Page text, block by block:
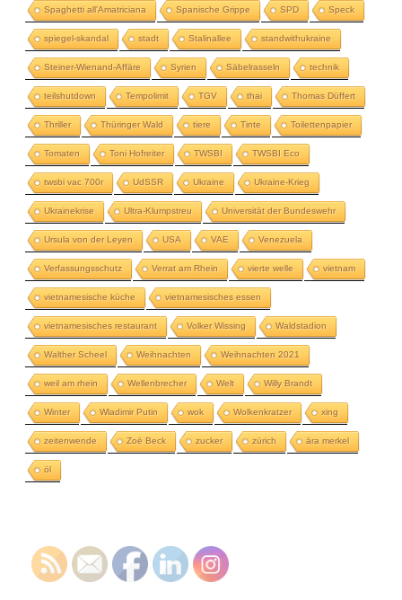
Spaghetti all'Amatriciana Spanische Grippe SPD Speck
spiegel-skandal stadt Stalinallee standwithukraine
Steiner-Wienand-Affäre Syrien Säbelrasseln technik
teilshutdown Tempolimit TGV thai Thomas Düffert
Thriller Thüringer Wald tiere Tinte Toilettenpapier
Tomaten Toni Hofreiter TWSBI TWSBI Eco
twsbi vac 700r UdSSR Ukraine Ukraine-Krieg
Ukrainekrise Ultra-Klumpstreu Universität der Bundeswehr
Ursula von der Leyen USA VAE Venezuela
Verfassungsschutz Verrat am Rhein vierte welle vietnam
vietnamesische küche vietnamesisches essen
vietnamesisches restaurant Volker Wissing Waldstadion
Walther Scheel Weihnachten Weihnachten 2021
weil am rhein Wellenbrecher Welt Willy Brandt
Winter Wladimir Putin wok Wolkenkratzer xing
zeitenwende Zoë Beck zucker zürich ära merkel
öl